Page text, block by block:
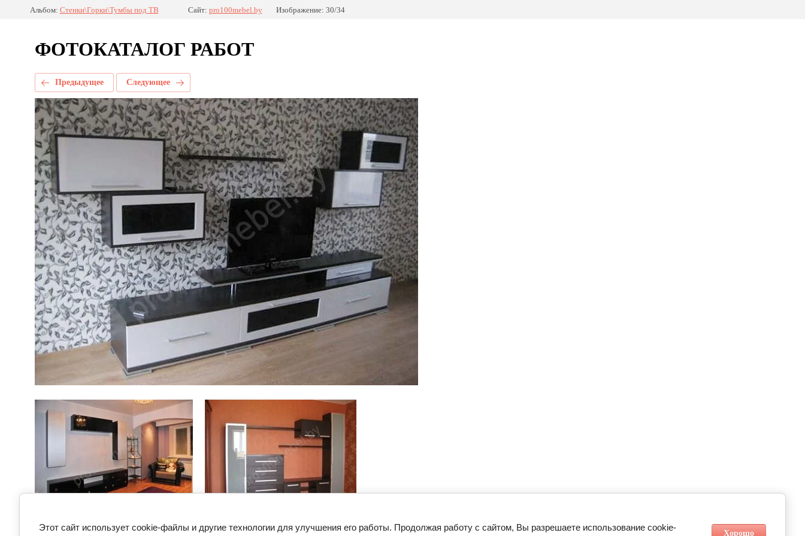
Альбом: Стенки\Горки\Тумбы под ТВ Сайт: pro100mebel.by Изображение: 30/34
ФОТОКАТАЛОГ РАБОТ
Предыдущее Следующее
Следующее
Этот сайт использует cookie-файлы и другие технологии для улучшения его работы. Продолжая работу с сайтом, Вы разрешаете использование cookie-
Хорошо